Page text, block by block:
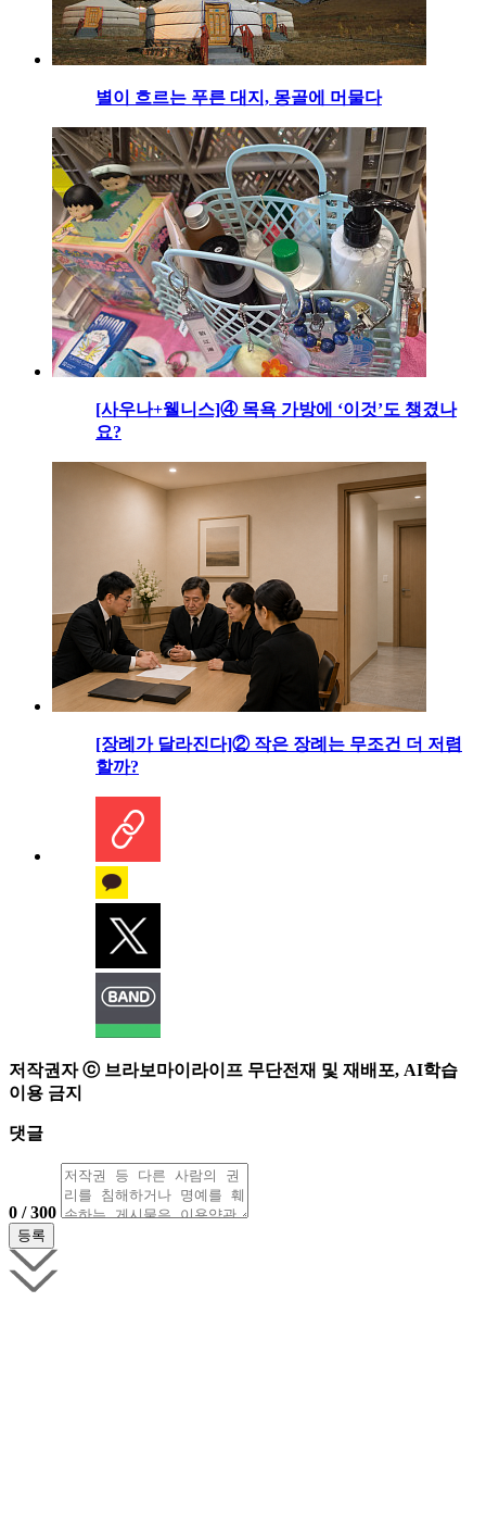
별이 흐르는 푸른 대지, 몽골에 머물다
[사우나+웰니스]④ 목욕 가방에 ‘이것’도 챙겼나
요?
[장례가 달라진다]② 작은 장례는 무조건 더 저렴
할까?
저작권자 ⓒ 브라보마이라이프 무단전재 및 재배포, AI학습
이용 금지
댓글
0 / 300